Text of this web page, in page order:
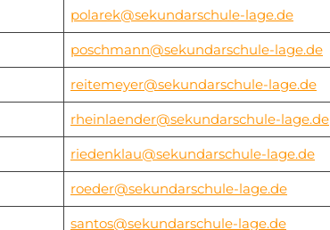
polarek@sekundarschule-lage.de
poschmann@sekundarschule-lage.de
reitemeyer@sekundarschule-lage.de
rheinlaender@sekundarschule-lage.de
riedenklau@sekundarschule-lage.de
roeder@sekundarschule-lage.de
santos@sekundarschule-lage.de